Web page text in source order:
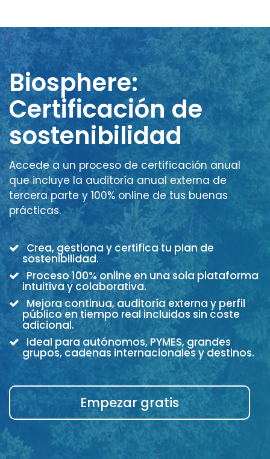
Biosphere:
Certificación de
sostenibilidad
Accede a un proceso de certificación anual
que incluye la auditoría anual externa de
tercera parte y 100% online de tus buenas
prácticas.
Crea, gestiona y certifica tu plan de
sostenibilidad.
Proceso 100% online en una sola plataforma
intuitiva y colaborativa.
Mejora continua, auditoría externa y perfil
público en tiempo real incluidos sin coste
adicional.
Ideal para autónomos, PYMES, grandes
grupos, cadenas internacionales y destinos.
Empezar gratis